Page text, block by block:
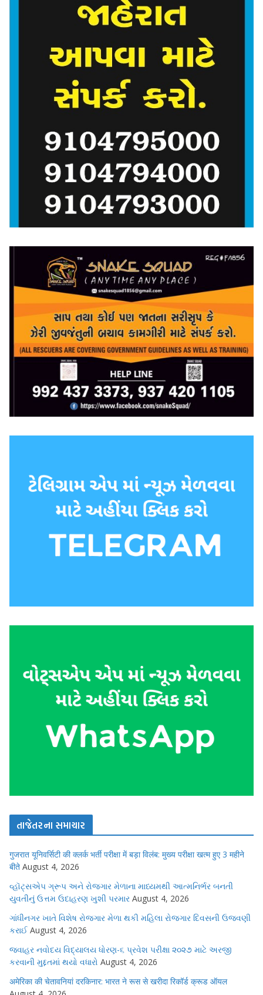
તાજેતરના સમાચાર
गुजरात यूनिवर्सिटी की क्लर्क भर्ती परीक्षा में बड़ा विलंब: मुख्य परीक्षा खत्म हुए 3 महीने
बीते August 4, 2026
વ્હૉટ્સએપ ગ્રૂપ અને રોજગાર મેળાના માધ્યમથી આત્મનિર્ભર બનતી
યુવતીનું ઉત્તમ ઉદાહરણ ખુશી પરમાર August 4, 2026
ગાંધીનગર ખાતે વિશેષ રોજગાર મેળા થકી મહિલા રોજગાર દિવસની ઉજવણી
કરાઈ August 4, 2026
જવાહર નવોદય વિદ્યાલય ધોરણ-૬ પ્રવેશ પરીક્ષા ૨૦૨૭ માટે અરજી
કરવાની મુદ્દતમાં થયો વધારો August 4, 2026
अमेरिका की चेतावनियां दरकिनार: भारत ने रूस से खरीदा रिकॉर्ड क्रूड ऑयल